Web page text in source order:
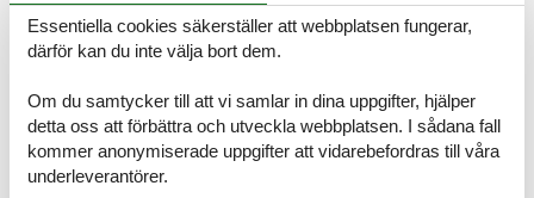
Aufenthalten von mehr als 21 Nächten alle drei Wochen eine
Zwischenreinigung sowie ein Wäschewechsel erforderlich sind. Die
Kosten für die Zwischenreinigung betragen 79,00 Euro, und für
Ihnen jederzeit gerne zur Verfügung!
Raumaufteilung
Schlafzimmer, 2 Personen
Verdunklungsvorhänge, Kleiderschrank
Doppelbett
Essentiella cookies säkerställer att webbplatsen fungerar,
därför kan du inte välja bort dem.
Om du samtycker till att vi samlar in dina uppgifter, hjälper
detta oss att förbättra och utveckla webbplatsen. I sådana fall
kommer anonymiserade uppgifter att vidarebefordras till våra
underleverantörer.